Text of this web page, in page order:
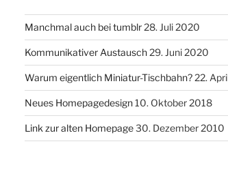
Manchmal auch bei tumblr28. Juli 2020
Kommunikativer Austausch29. Juni 2020
Warum eigentlich Miniatur-Tischbahn?22.
Neues Homepagedesign10. Oktober 2018
Link zur alten Homepage30. Dezember 2010